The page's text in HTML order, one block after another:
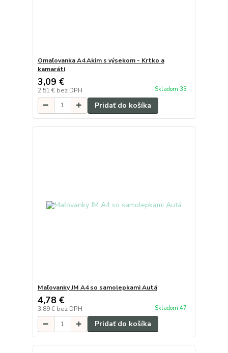
Omaľovanka A4 Akim s výsekom - Krtko a
kamaráti
3,09 €
2,51 € bez DPH Skladom 33
Pridať do košíka
Maľovanky JM A4 so samolepkami Autá
4,78 €
3,89 € bez DPH Skladom 47
Pridať do košíka